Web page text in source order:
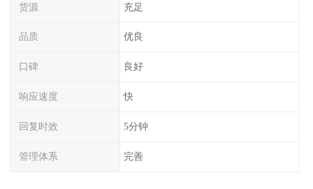
货源 充足
品质 优良
口碑 良好
响应速度 快
回复时效 5分钟
管理体系 完善